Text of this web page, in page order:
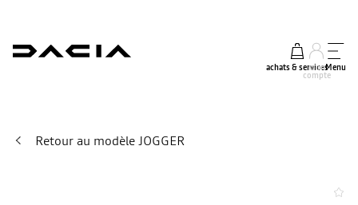
achats & services
mon
compte
Menu
Retour au modèle JOGGER